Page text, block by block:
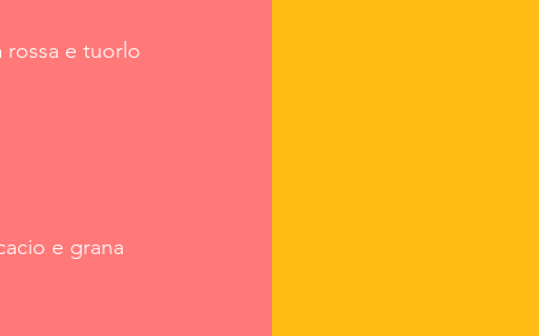
rossa e tuorlo
e grana